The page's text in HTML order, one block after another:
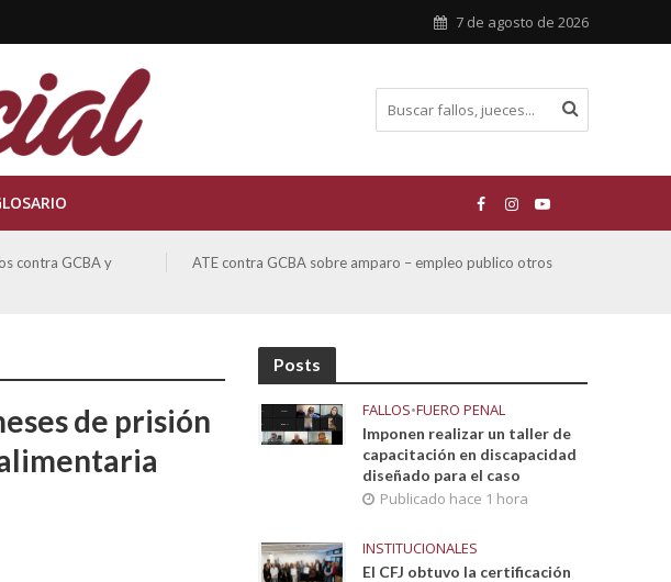
7 de agosto de 2026
contra GCBA y
ATE contra GCBA sobre amparo – empleo publico otros
de prisión
Posts
FALLOS•FUERO PENAL
Imponen realizar un taller de
capacitación en discapacidad
diseñado para el caso
Publicado hace 1 hora
INSTITUCIONALES
El CFJ obtuvo la certificación